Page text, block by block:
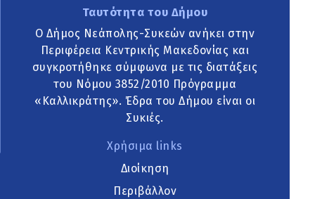
Ταυτότητα του Δήμου
Ο Δήμος Νεάπολης-Συκεών ανήκει στην
Περιφέρεια Κεντρικής Μακεδονίας και
συγκροτήθηκε σύμφωνα με τις διατάξεις
του Νόμου 3852/2010 Πρόγραμμα
«Καλλικράτης». Έδρα του Δήμου είναι οι
Συκιές.
Χρήσιμα links
Διοίκηση
Περιβάλλον